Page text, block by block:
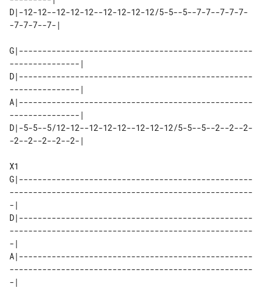
D|-12-12--12-12-12--12-12-12-12/5-5--5--7-7--7-7-7-
-7-7-7--7-|
G|--------------------------------------------------
---------------|
D|--------------------------------------------------
---------------|
A|--------------------------------------------------
---------------|
D|-5-5--5/12-12--12-12-12--12-12-12/5-5--5--2--2--2-
-2--2--2--2--2-|
X1
G|--------------------------------------------------
----------------------------------------------------
-|
D|--------------------------------------------------
----------------------------------------------------
-|
A|--------------------------------------------------
----------------------------------------------------
-|